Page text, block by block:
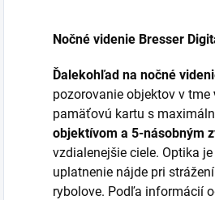
Nočné videnie Bresser
Ďalekohľad na nočné
pozorovanie objektov v tme
pamäťovú kartu s
objektívom a 5-násobným
vzdialenejšie ciele. Optika
uplatnenie nájde pri
rybolove. Podľa informácií